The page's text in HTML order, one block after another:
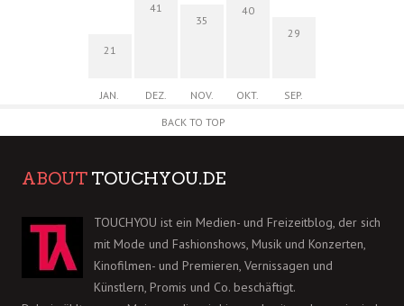
21
JAN.
41
DEZ.
35
NOV.
40
OKT.
29
SEP.
BACK TO TOP
ABOUT TOUCHYOU.DE
TOUCHYOU ist ein Medien- und Freizeitblog, der sich
mit Mode und Fashionshows, Musik und Konzerten,
Kinofilmen- und Premieren, Vernissagen und
Künstlern, Promis und Co. beschäftigt.